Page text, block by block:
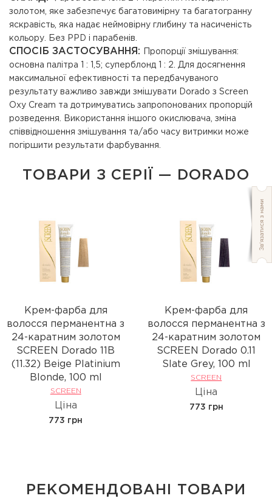
золотом, яке забезпечує багатовимірну та багатогранну
яскравість, яка надає неймовірну глибину та насиченість
кольору. Без PPD і парабенів.
СПОСІБ ЗАСТОСУВАННЯ:
Пропорції змішування:
основна палітра 1 : 1,5; суперблонд 1 : 2. Для досягнення
максимальної ефективності та передбачуваного
результату важливо завжди змішувати Dorado з Screen
Oxy Cream та дотримуватись запропонованих пропорцій
розведення. Використання іншого окислювача, зміна
співвідношення змішування та/або часу витримки може
погіршити результати фарбування.
ТОВАРИ З СЕРІЇ — DORADO
Крем-фарба для
волосся перманентна з
24-каратним золотом
SCREEN Dorado 11B
(11.32) Beige Platinium
Вlonde, 100 ml
SCREEN
Ціна
773 грн
Крем-фарба для
волосся перманентна з
24-каратним золотом
SCREEN Dorado 0.11
Slate Grey, 100 ml
SCREEN
Ціна
773 грн
РЕКОМЕНДОВАНІ ТОВАРИ